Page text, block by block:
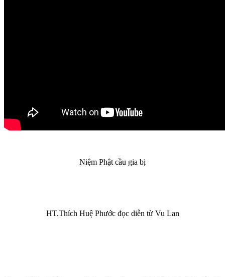
Niệm Phật cầu gia bị
HT.Thích Huệ Phước đọc diễn từ Vu Lan